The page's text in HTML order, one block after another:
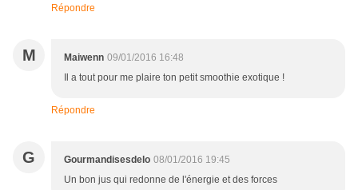
Répondre
M Maiwenn 09/01/2016 16:48
Il a tout pour me plaire ton petit smoothie exotique !
Répondre
G Gourmandisesdelo 08/01/2016 19:45
Un bon jus qui redonne de l'énergie et des forces